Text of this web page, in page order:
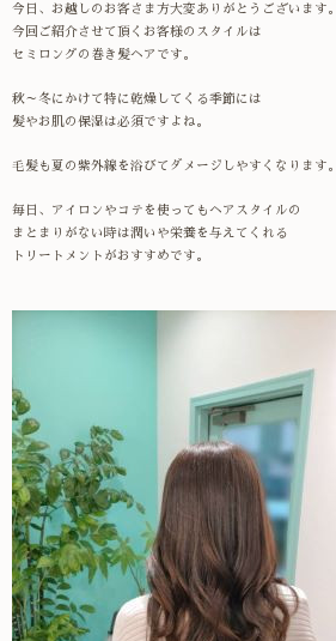
今日、お越しのお客さま方大変ありがとうございます。
今回ご紹介させて頂くお客様のスタイルは
セミロングの巻き髪ヘアです。
秋～冬にかけて特に乾燥してくる季節には
髪やお肌の保湿は必須ですよね。
毛髪も夏の紫外線を浴びてダメージしやすくなります。
毎日、アイロンやコテを使ってもヘアスタイルの
まとまりがない時は潤いや栄養を与えてくれる
トリートメントがおすすめです。